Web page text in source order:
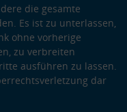
die gesamte
Es ist zu unterlassen,
ohne vorherige
zu verbreiten
ausführen zu lassen.
dar